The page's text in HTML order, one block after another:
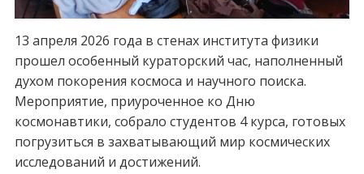
13 апреля 2026 года в стенах института физики
прошел особенный кураторский час, наполненный
духом покорения космоса и научного поиска.
Мероприятие, приуроченное ко Дню
космонавтики, собрало студентов 4 курса, готовых
погрузиться в захватывающий мир космических
исследований и достижений.